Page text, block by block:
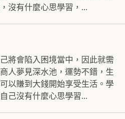
沒有什麼心思學習，...
將會陷入困境當中，因此就需
人夢見深水池，運勢不錯，生
以賺到大錢開始享受生活。學
己沒有什麼心思學習...